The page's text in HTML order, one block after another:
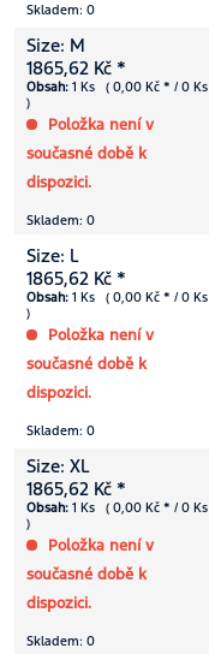
Skladem: 0
Size: M
1865,62 Kč *
Obsah: 1 Ks ( 0,00 Kč * / 0 Ks
)
Položka není v
současné době k
dispozici.
Skladem: 0
Size: L
1865,62 Kč *
Obsah: 1 Ks ( 0,00 Kč * / 0 Ks
)
Položka není v
současné době k
dispozici.
Skladem: 0
Size: XL
1865,62 Kč *
Obsah: 1 Ks ( 0,00 Kč * / 0 Ks
)
Položka není v
současné době k
dispozici.
Skladem: 0